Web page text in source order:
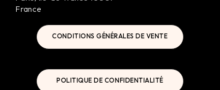
France
CONDITIONS GÉNÉRALES DE VENTE
POLITIQUE DE CONFIDENTIALITÉ